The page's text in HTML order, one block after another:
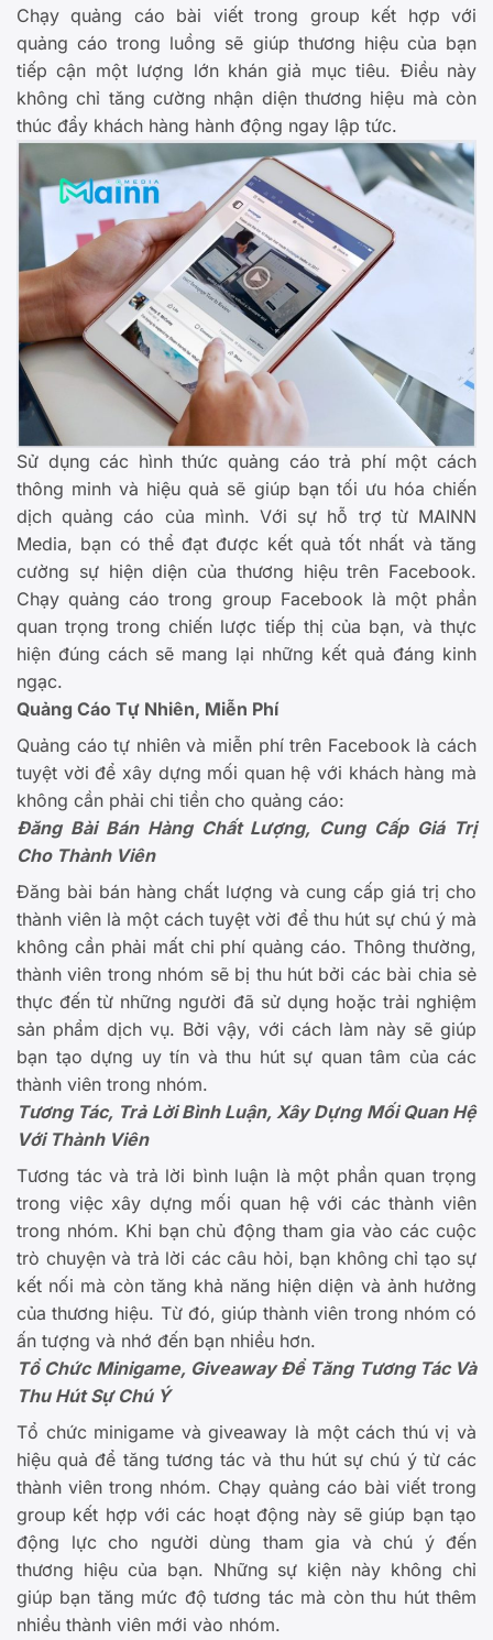
Chạy quảng cáo bài viết trong group kết hợp với
quảng cáo trong luồng sẽ giúp thương hiệu của bạn
tiếp cận một lượng lớn khán giả mục tiêu. Điều này
không chỉ tăng cường nhận diện thương hiệu mà còn
thúc đẩy khách hàng hành động ngay lập tức.
Sử dụng các hình thức quảng cáo trả phí một cách
thông minh và hiệu quả sẽ giúp bạn tối ưu hóa chiến
dịch quảng cáo của mình. Với sự hỗ trợ từ MAINN
Media, bạn có thể đạt được kết quả tốt nhất và tăng
cường sự hiện diện của thương hiệu trên Facebook.
Chạy quảng cáo trong group Facebook là một phần
quan trọng trong chiến lược tiếp thị của bạn, và thực
hiện đúng cách sẽ mang lại những kết quả đáng kinh
ngạc.
Quảng Cáo Tự Nhiên, Miễn Phí
Quảng cáo tự nhiên và miễn phí trên Facebook là cách
tuyệt vời để xây dựng mối quan hệ với khách hàng mà
không cần phải chi tiền cho quảng cáo:
Đăng Bài Bán Hàng Chất Lượng, Cung Cấp Giá Trị
Cho Thành Viên
Đăng bài bán hàng chất lượng và cung cấp giá trị cho
thành viên là một cách tuyệt vời để thu hút sự chú ý mà
không cần phải mất chi phí quảng cáo. Thông thường,
thành viên trong nhóm sẽ bị thu hút bởi các bài chia sẻ
thực đến từ những người đã sử dụng hoặc trải nghiệm
sản phẩm dịch vụ. Bởi vậy, với cách làm này sẽ giúp
bạn tạo dựng uy tín và thu hút sự quan tâm của các
thành viên trong nhóm.
Tương Tác, Trả Lời Bình Luận, Xây Dựng Mối Quan Hệ
Với Thành Viên
Tương tác và trả lời bình luận là một phần quan trọng
trong việc xây dựng mối quan hệ với các thành viên
trong nhóm. Khi bạn chủ động tham gia vào các cuộc
trò chuyện và trả lời các câu hỏi, bạn không chỉ tạo sự
kết nối mà còn tăng khả năng hiện diện và ảnh hưởng
của thương hiệu. Từ đó, giúp thành viên trong nhóm có
ấn tượng và nhớ đến bạn nhiều hơn.
Tổ Chức Minigame, Giveaway Để Tăng Tương Tác Và
Thu Hút Sự Chú Ý
Tổ chức minigame và giveaway là một cách thú vị và
hiệu quả để tăng tương tác và thu hút sự chú ý từ các
thành viên trong nhóm. Chạy quảng cáo bài viết trong
group kết hợp với các hoạt động này sẽ giúp bạn tạo
động lực cho người dùng tham gia và chú ý đến
thương hiệu của bạn. Những sự kiện này không chỉ
giúp bạn tăng mức độ tương tác mà còn thu hút thêm
nhiều thành viên mới vào nhóm.